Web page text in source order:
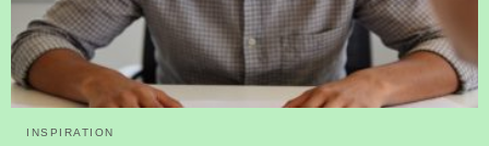
INSPIRATION